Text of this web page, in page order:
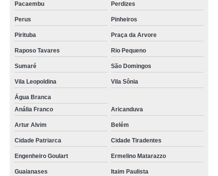
Pacaembu Perdizes
Perus Pinheiros
Pirituba Praça da Arvore
Raposo Tavares Rio Pequeno
Sumaré São Domingos
Vila Leopoldina Vila Sônia
Água Branca
Anália Franco
Aricanduva
Artur Alvim Belém
Cidade Patriarca Cidade Tiradentes
Engenheiro Goulart Ermelino Matarazzo
Guaianases Itaim Paulista